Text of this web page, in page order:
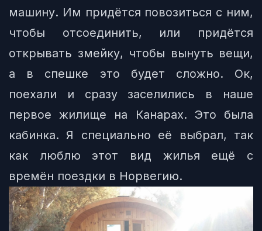
машину. Им придётся повозиться с ним,
чтобы отсоединить, или придётся
открывать змейку, чтобы вынуть вещи,
а в спешке это будет сложно. Ок,
поехали и сразу заселились в наше
первое жилище на Канарах. Это была
кабинка. Я специально её выбрал, так
как люблю этот вид жилья ещё с
времён поездки в Норвегию.